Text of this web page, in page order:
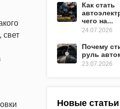
свет
Как стать
чего на...
24.07.2026
Почему
руль
23.07.2026
Новые статьи